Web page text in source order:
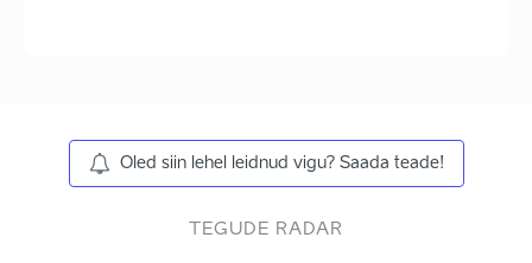
Oled siin lehel leidnud vigu? Saada teade!
TEGUDE RADAR